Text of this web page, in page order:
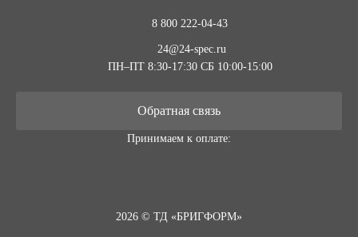
8 800 222-04-43
24@24-spec.ru
ПН–ПТ 8:30-17:30 СБ 10:00-15:00
Обратная связь
Принимаем к оплате:
2026 © ТД «БРИГФОРМ»